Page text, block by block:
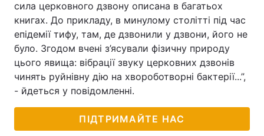
Інтерв'ю Думки
Архів Вакансії
Послуги
сила церковного дзвону описана в багатьох
книгах. До прикладу, в минулому столітті під час
епідемії тифу, там, де дзвонили у дзвони, його не
було. Згодом вчені з’ясували фізичну природу
цього явища: вібрації звуку церковних дзвонів
чинять руйнівну дію на хвороботворні бактерії...”,
- йдеться у повідомленні.
ПІДТРИМАЙТЕ НАС